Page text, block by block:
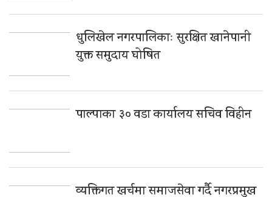
धुलिखेल नगरपालिकाः सुरक्षित खानेपानी
युक्त समुदाय घोषित
पाल्पाका ३० वडा कार्यालय सचिव विहीन
व्यक्तिगत खर्चमा समाजसेवा गर्दै नगरप्रमुख